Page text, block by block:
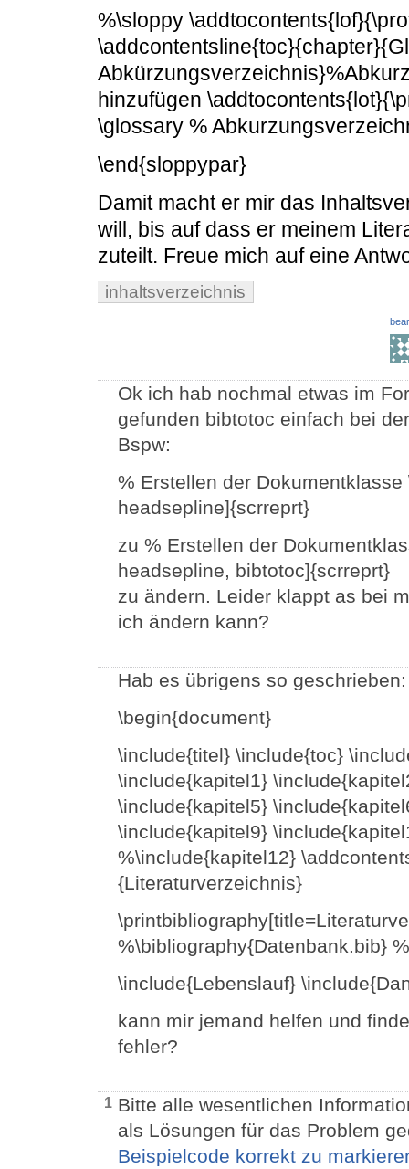
%\sloppy
hinzufügen
\glossary %
\end{sloppypar}
Damit macht er mir das
will, bis auf dass er meinem
zuteilt. Freue mich auf eine
inhaltsverzeichnis
Ok ich hab nochmal etwas im
gefunden bibtotoc einfach bei
Bspw:
% Erstellen der
headsepline]{scrreprt}
zu % Erstellen der
headsepline, bibtotoc]{scrreprt}
zu ändern. Leider klappt as bei
ich ändern kann?
Hab es übrigens so geschrieben:
\begin{document}
\include{titel} \include{toc}
\include{kapitel1}
\include{kapitel5}
\include{kapitel9}
%\include{kapitel12}
{Literaturverzeichnis}
%\bibliography{Datenbank.bib}
\include{Lebenslauf}
kann mir jemand helfen und
fehler?
1 Bitte alle wesentlichen
als Lösungen für das Problem
Beispielcode korrekt zu